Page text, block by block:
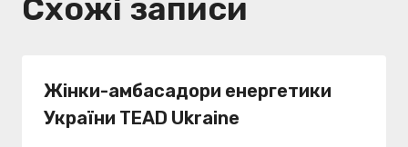
Схожі записи
Жінки-амбасадори енергетики
України TEAD Ukraine